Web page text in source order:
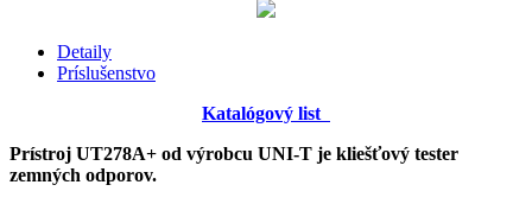
Detaily
Príslušenstvo
Katalógový list
Prístroj UT278A+ od výrobcu UNI-T je kliešťový tester
zemných odporov.